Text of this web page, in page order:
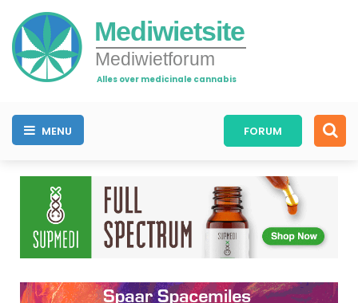
Mediwietsite
Mediwietforum
Alles over medicinale cannabis
MENU FORUM